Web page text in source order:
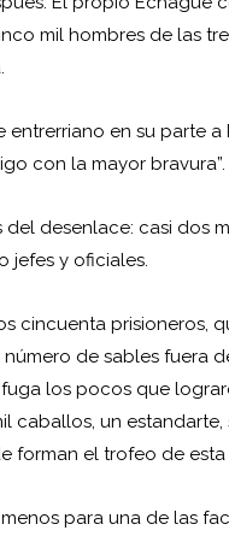
mil hombres de las
en su parte a
con la mayor bravura”.
desenlace: casi dos
jefes y oficiales.
cincuenta prisioneros,
de sables fuera
los pocos que
caballos, un
el trofeo de esta
para una de las